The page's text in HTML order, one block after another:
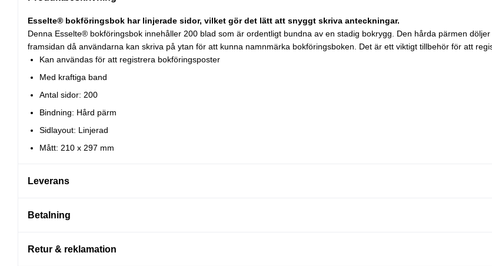
Esselte® bokföringsbok har linjerade sidor, vilket gör det lätt att snyggt skriva anteckningar.
Denna Esselte® bokföringsbok innehåller 200 blad som är ordentligt bundna av en stadig bokrygg. Den hårda pärmen
framsidan då användarna kan skriva på ytan för att kunna namnmärka bokföringsboken. Det är ett viktigt tillbehör för att
Kan användas för att registrera bokföringsposter
Med kraftiga band
Antal sidor: 200
Bindning: Hård pärm
Sidlayout: Linjerad
Mått: 210 x 297 mm
Leverans
Betalning
Retur & reklamation